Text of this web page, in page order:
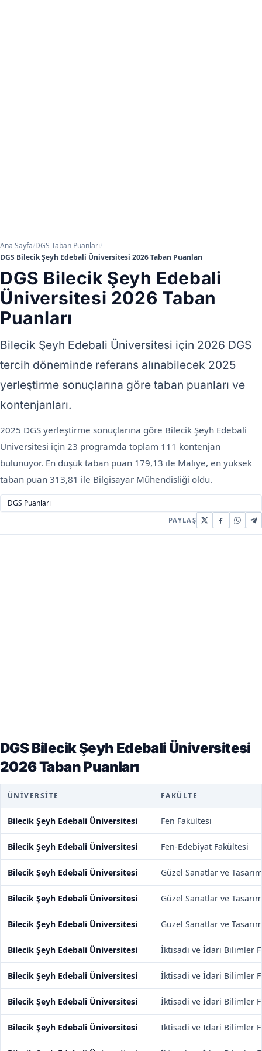
Ana Sayfa/DGS Taban Puanları/
DGS Bilecik Şeyh Edebali Üniversitesi 2026 Taban Puanları
DGS Bilecik Şeyh Edebali
Üniversitesi 2026 Taban
Puanları
Bilecik Şeyh Edebali Üniversitesi için 2026 DGS
tercih döneminde referans alınabilecek 2025
yerleştirme sonuçlarına göre taban puanları ve
kontenjanları.
2025 DGS yerleştirme sonuçlarına göre Bilecik Şeyh Edebali
Üniversitesi için 23 programda toplam 111 kontenjan
bulunuyor. En düşük taban puan 179,13 ile Maliye, en yüksek
taban puan 313,81 ile Bilgisayar Mühendisliği oldu.
DGS Puanları
PAYLAŞ
DGS Bilecik Şeyh Edebali Üniversitesi
2026 Taban Puanları
ÜNIVERSITE FAKÜLTE
Bilecik Şeyh Edebali Üniversitesi Fen Fakültesi
Bilecik Şeyh Edebali Üniversitesi Fen-Edebiyat Fakültesi
Bilecik Şeyh Edebali Üniversitesi Güzel Sanatlar ve
Bilecik Şeyh Edebali Üniversitesi Güzel Sanatlar ve
Bilecik Şeyh Edebali Üniversitesi Güzel Sanatlar ve
Bilecik Şeyh Edebali Üniversitesi İktisadi ve İdari Bilimler
Bilecik Şeyh Edebali Üniversitesi İktisadi ve İdari Bilimler
Bilecik Şeyh Edebali Üniversitesi İktisadi ve İdari Bilimler
Bilecik Şeyh Edebali Üniversitesi İktisadi ve İdari Bilimler